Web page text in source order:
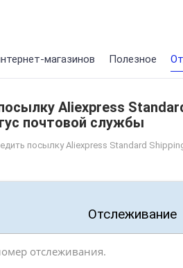
магазинов Полезное
Aliexpress
почтовой службы
посылку Aliexpress Standard
Отслеживание